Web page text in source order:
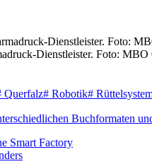
Dienstleister. Foto: MBO
Querfalz# Robotik#
Smart Factory